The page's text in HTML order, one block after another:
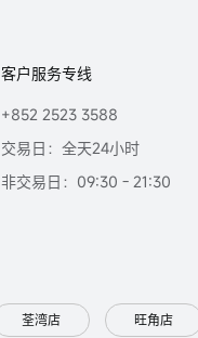
客户服务专线
+852 2523 3588
交易日：全天24小时
非交易日：09:30 - 21:30
荃湾店 旺角店